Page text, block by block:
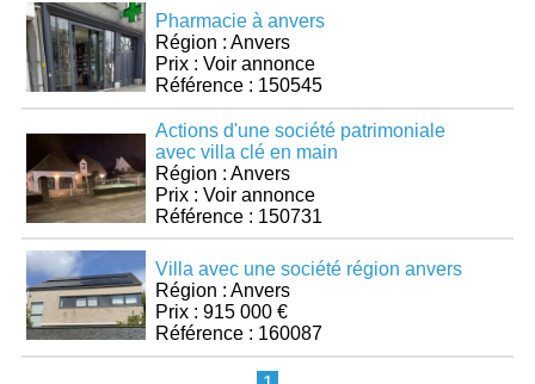
Pharmacie à anvers
Région : Anvers
Prix : Voir annonce
Référence : 150545
Actions d'une société patrimoniale
avec villa clé en main
Région : Anvers
Prix : Voir annonce
Référence : 150731
Villa avec une société région anvers
Région : Anvers
Prix : 915 000 €
Référence : 160087